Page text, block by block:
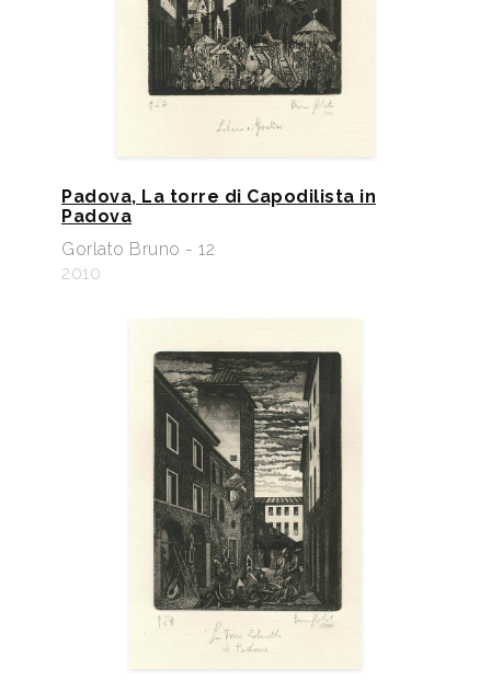
Padova, La torre di Capodilista in
Padova
Gorlato Bruno - 12
2010